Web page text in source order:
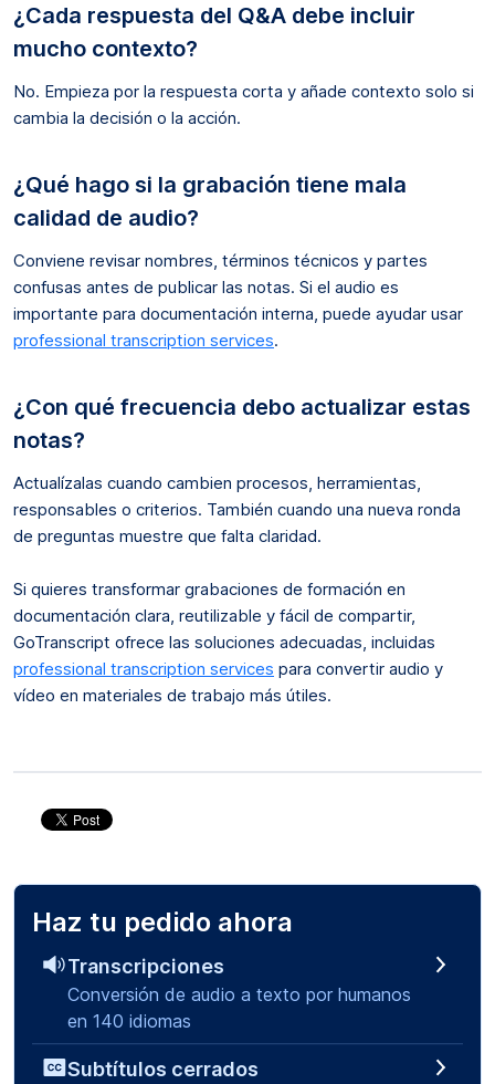
¿Cada respuesta del Q&A debe incluir
mucho contexto?
No. Empieza por la respuesta corta y añade contexto solo si
cambia la decisión o la acción.
¿Qué hago si la grabación tiene mala
calidad de audio?
Conviene revisar nombres, términos técnicos y partes
confusas antes de publicar las notas. Si el audio es
importante para documentación interna, puede ayudar usar
professional transcription services.
¿Con qué frecuencia debo actualizar estas
notas?
Actualízalas cuando cambien procesos, herramientas,
responsables o criterios. También cuando una nueva ronda
de preguntas muestre que falta claridad.
Si quieres transformar grabaciones de formación en
documentación clara, reutilizable y fácil de compartir,
GoTranscript ofrece las soluciones adecuadas, incluidas
professional transcription services para convertir audio y
vídeo en materiales de trabajo más útiles.
Haz tu pedido ahora
Transcripciones
Conversión de audio a texto por humanos
en 140 idiomas
Subtítulos cerrados